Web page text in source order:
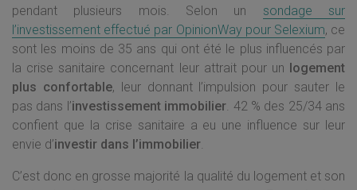
pendant plusieurs mois. Selon un sondage sur
l’investissement effectué par OpinionWay pour Selexium, ce
sont les moins de 35 ans qui ont été le plus influencés par
la crise sanitaire concernant leur attrait pour un logement
plus confortable, leur donnant l’impulsion pour sauter le
pas dans l’investissement immobilier. 42 % des 25/34 ans
confient que la crise sanitaire a eu une influence sur leur
envie d’investir dans l’immobilier.
C’est donc en grosse majorité la qualité du logement et son